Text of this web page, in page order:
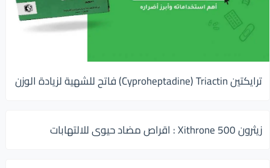
ترايكتين Cyproheptadine) Triactin) فاتح للشهية لزيادة الوزن
زيثرون 500 Xithrone : اقراص مضاد حيوى للالتهابات